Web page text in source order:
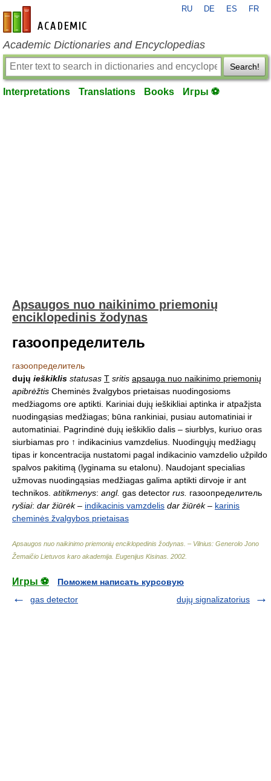
en-academic.com
RU DE ES FR
Academic Dictionaries and Encyclopedias
Search!
Interpretations Translations Books Игры ⚽
Apsaugos nuo naikinimo priemonių
enciklopedinis žodynas
газоопределитель
газоопределитель
dujų ieškiklis statusas T sritis apsauga nuo naikinimo priemonių
apibrėžtis Cheminės žvalgybos prietaisas nuodingosioms
medžiagoms ore aptikti. Kariniai dujų ieškikliai aptinka ir atpažįsta
nuodingąsias medžiagas; būna rankiniai, pusiau automatiniai ir
automatiniai. Pagrindinė dujų ieškiklio dalis – siurblys, kuriuo oras
siurbiamas pro ↑ indikacinius vamzdelius. Nuodingųjų medžiagų
tipas ir koncentracija nustatomi pagal indikacinio vamzdelio užpildo
spalvos pakitimą (lyginama su etalonu). Naudojant specialias
užmovas nuodingąsias medžiagas galima aptikti dirvoje ir ant
technikos. atitikmenys: angl. gas detector rus. газоопределитель
ryšiai: dar žiūrėk– indikacinis vamzdelis dar žiūrėk– karinis
cheminės žvalgybos prietaisas
Apsaugos nuo naikinimo priemonių enciklopedinis žodynas. – Vilnius: Generolo Jono
Žemaičio Lietuvos karo akademija Eugenijus Kisinas 2002
Игры ⚽
Поможем написать курсовую
gas detector
dujų signalizatorius